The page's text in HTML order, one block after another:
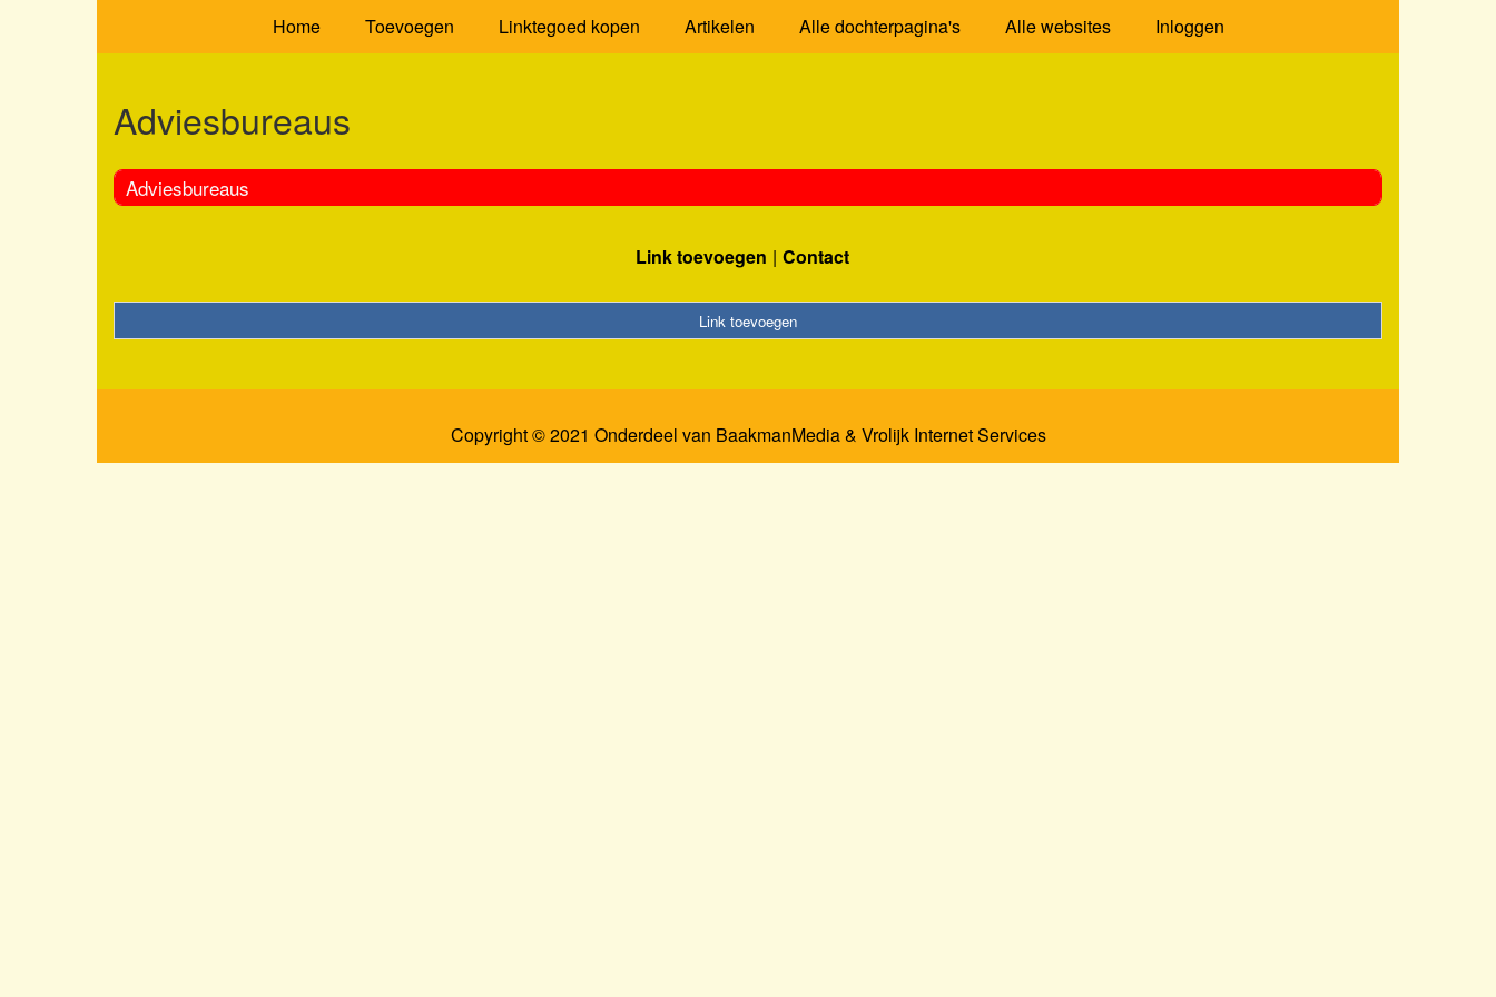
Home Toevoegen Linktegoed kopen Artikelen Alle dochterpagina's Alle websites Inloggen
Adviesbureaus
Adviesbureaus
Link toevoegen Contact
Link toevoegen
Copyright © 2021 Onderdeel van BaakmanMedia& Vrolijk Internet Services